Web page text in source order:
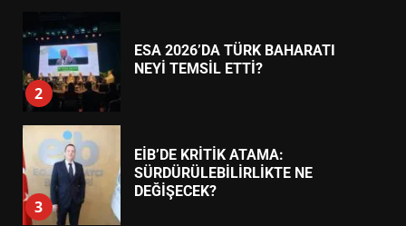
2
ESA 2026’DA TÜRK BAHARATI
NEYİ TEMSİL ETTİ?
3
EİB’DE KRİTİK ATAMA:
SÜRDÜRÜLEBİLİRLİKTE NE
DEĞİŞECEK?